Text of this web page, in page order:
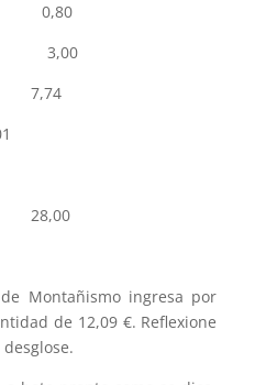
0,80
3,00
Montañismo ingresa por
de 12,09 €. Reflexione